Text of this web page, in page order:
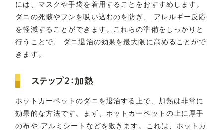
には、マスクや手袋を着用することをおすすめします。
ダニの死骸やフンを吸い込むのを防ぎ、 アレルギー反応
を軽減することができます。これらの準備をしっかりと
行うことで、 ダニ退治の効果を最大限に高めることがで
きます。
ステップ2：加熱
ホットカーペットのダニを退治する上で、加熱は非常に
効果的な方法です。まず、ホットカーペットの上に厚手
の布や アルミシートなどを敷きます。これは、ホットカ